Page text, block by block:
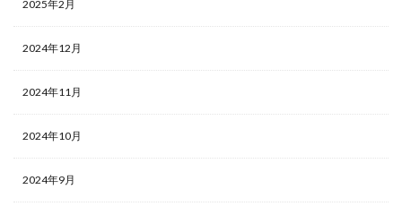
2025年2月
2024年12月
2024年11月
2024年10月
2024年9月